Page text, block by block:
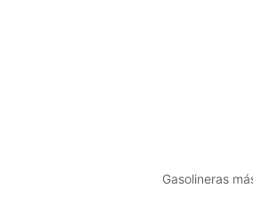
Gasolineras